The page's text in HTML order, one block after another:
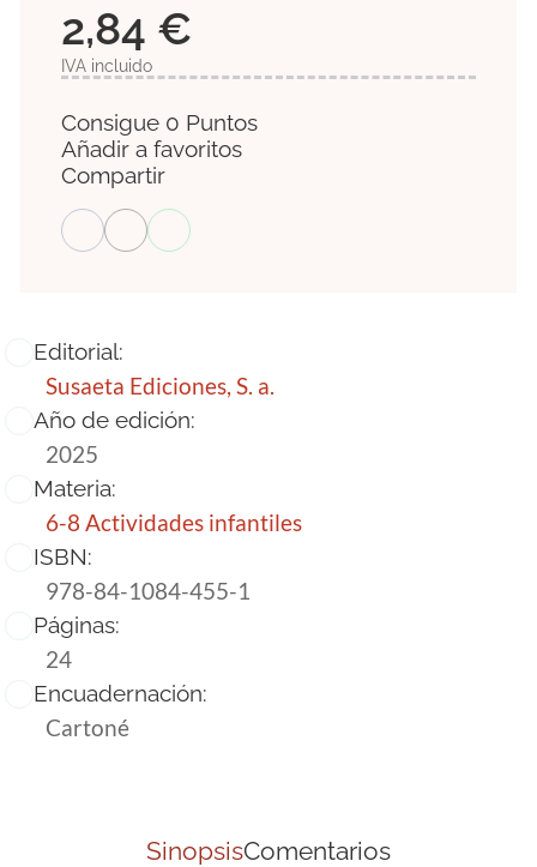
Editorial:
Susaeta Ediciones, S. a.
Año de edición:
2025
Materia:
6-8 Actividades infantiles
ISBN:
978-84-1084-455-1
Páginas:
24
Encuadernación:
Cartoné
2,84 €
IVA incluido
Consigue 0 Puntos
Añadir a favoritos
Compartir
SinopsisComentarios